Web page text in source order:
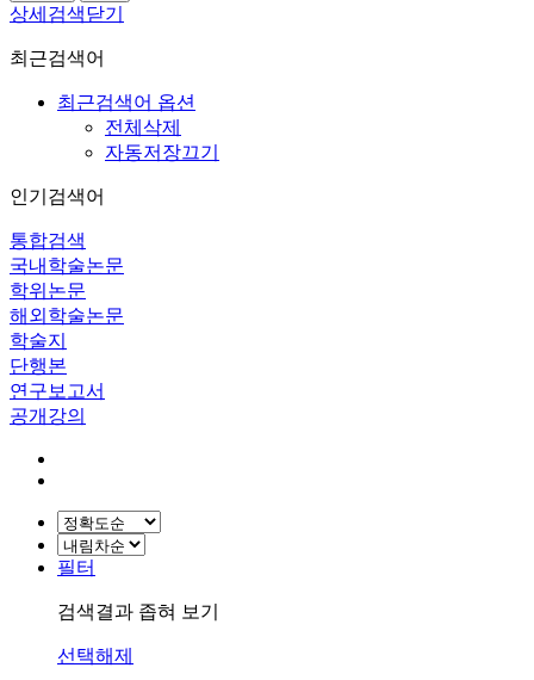
상세검색닫기
최근검색어
최근검색어 옵션
전체삭제
자동저장끄기
인기검색어
통합검색
국내학술논문
학위논문
해외학술논문
학술지
단행본
연구보고서
공개강의
필터
검색결과 좁혀 보기
선택해제